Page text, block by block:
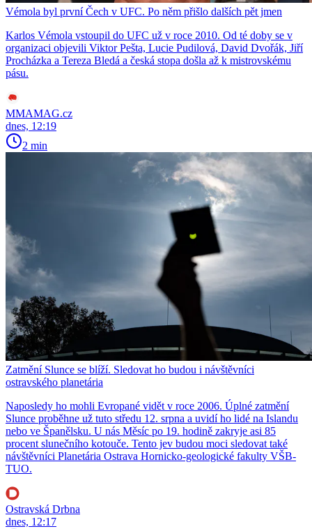
Vémola byl první Čech v UFC. Po něm přišlo dalších pět jmen
Karlos Vémola vstoupil do UFC už v roce 2010. Od té doby se v
organizaci objevili Viktor Pešta, Lucie Pudilová, David Dvořák, Jiří
Procházka a Tereza Bledá a česká stopa došla až k mistrovskému
pásu.
MMAMAG.cz
dnes, 12:19
2 min
Zatmění Slunce se blíží. Sledovat ho budou i návštěvníci
ostravského planetária
Naposledy ho mohli Evropané vidět v roce 2006. Úplné zatmění
Slunce proběhne už tuto středu 12. srpna a uvidí ho lidé na Islandu
nebo ve Španělsku. U nás Měsíc po 19. hodině zakryje asi 85
procent slunečního kotouče. Tento jev budou moci sledovat také
návštěvníci Planetária Ostrava Hornicko-geologické fakulty VŠB-
TUO.
Ostravská Drbna
dnes, 12:17